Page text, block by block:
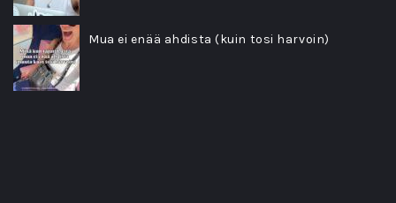
Mua ei enää ahdista (kuin tosi harvoin)